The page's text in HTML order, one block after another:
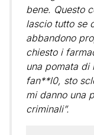
bene. Questo
lascio tutto se
abbandono
chiesto i
una pomata di
fan**l0, sto
mi danno una
criminali”.